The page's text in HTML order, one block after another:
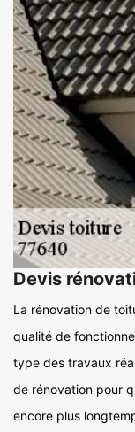
Devis
La rénovation de
qualité de
type des travaux
de rénovation pour
encore plus